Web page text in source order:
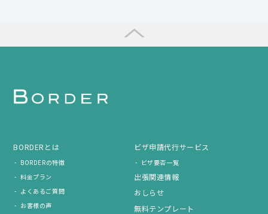
BORDERとは
BORDERの特徴
料金プラン
よくあるご質問
お客様の声
ビザ申請代行サービス
ビザ要否一覧
出張関連情報
おしらせ
無料テンプレート